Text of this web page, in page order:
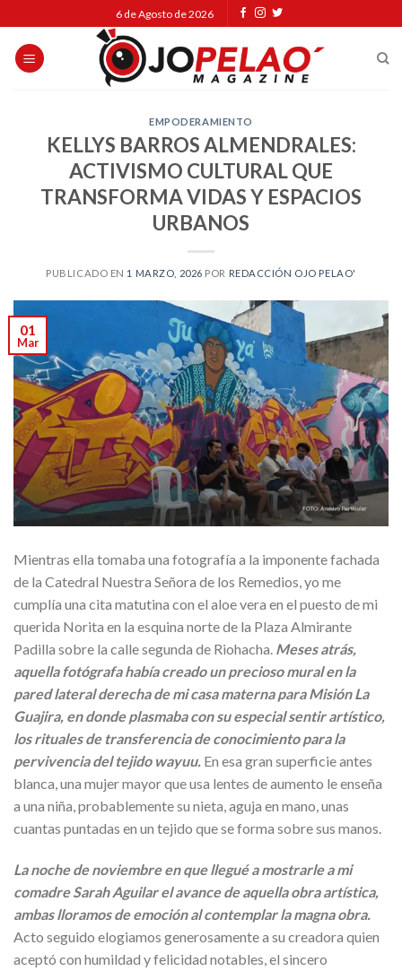
to
content
6 de Agosto de 2026
EMPODERAMIENTO
KELLYS BARROS ALMENDRALES:
ACTIVISMO CULTURAL QUE
TRANSFORMA VIDAS Y ESPACIOS
URBANOS
PUBLICADO EN 1 MARZO, 2026 POR REDACCIÓN OJO PELAO'
01
Mar
Mientras ella tomaba una fotografía a la imponente fachada
de la Catedral Nuestra Señora de los Remedios, yo me
cumplía una cita matutina con el aloe vera en el puesto de mi
querida Norita en la esquina norte de la Plaza Almirante
Padilla sobre la calle segunda de Riohacha. Meses atrás,
aquella fotógrafa había creado un precioso mural en la
pared lateral derecha de mi casa materna para Misión La
Guajira, en donde plasmaba con su especial sentir artístico,
los rituales de transferencia de conocimiento para la
pervivencia del tejido wayuu. En esa gran superficie antes
blanca, una mujer mayor que usa lentes de aumento le enseña
a una niña, probablemente su nieta, aguja en mano, unas
cuantas puntadas en un tejido que se forma sobre sus manos.
La noche de noviembre en que llegué a mostrarle a mi
comadre Sarah Aguilar el avance de aquella obra artística,
ambas lloramos de emoción al contemplar la magna obra.
Acto seguido elogiamos generosamente a su creadora quien
aceptó con humildad y felicidad notables, el sincero